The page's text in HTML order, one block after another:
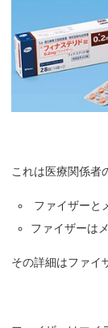
これは医療関係者
ファイザーと
ファイザーは
その詳細はファイ